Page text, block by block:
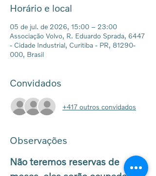
Horário e local
05 de jul. de 2026, 15:00 – 23:00
Associação Volvo, R. Eduardo Sprada, 6447
- Cidade Industrial, Curitiba - PR, 81290-
000, Brasil
Convidados
+417 outros convidados
Observações
Não teremos reservas de